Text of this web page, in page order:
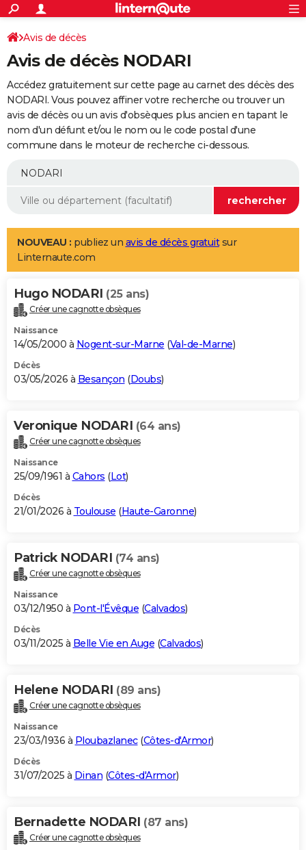
ACTUALITÉS
Politique
Société
Faits Divers
Education
Monde
Villes
+
SPORT
Coupe du monde 2026
Football
Tennis
Cyclisme
Rugby
Forum
Programme TV
TNT
Streaming
Cinéma
Sorties cinéma
Musique
+
FINANCE
Retraite
Epargne
Immobilier
Risques naturels par ville
Banque
Assurance
AUTO
Essais
Réserver un essai
Citadines
Berlines
SUV
Forum auto
+
Mobiles
Meilleur smartphone
Internet
Ordinateurs
Jeux vidéo
Guide high-tech
Aménagement intérieur
LIFESTYLE
Art de vivre
Bien-être
Loisirs
Mode
Modes de vie
Alimentation
Guide de la santé
Maladies
Médicaments
Sommeil
VOYAGE
Destinations
City break
Voyage nature
Voyage de noces
Forum
Climat
+PHOTO
GUIDES D'ACHAT
BONS PLANS
Carte de Noël
Carte Bonne année
Carte Saint-Valentin
Carte Pâques
Carte d'anniversaire
DICTIONNAIRE
Dictionnaire
Biographies
Citations
Expressions
Proverbes
PROGRAMME TV
S'inscrire
Se connecter
Lycées
Collèges
Primaires
Universités
Entreprises
Service militaire
Avis de recherche
AVIS DE DÉCÈS
Bricolage
Lifestyle
Culture
Sport
Auto
Television
Voyage
Cinema
Avis de décès
Avis de décès NODARI
Accédez gratuitement sur cette page au carnet des décès des
NODARI. Vous pouvez affiner votre recherche ou trouver un
avis de décès ou un avis d'obsèques plus ancien en tapant le
nom d'un défunt et/ou le nom ou le code postal d'une
commune dans le moteur de recherche ci-dessous.
NOUVEAU : publiez un avis de décès gratuitsur
Linternaute.com
Hugo NODARI (25 ans)
Créer une cagnotte obsèques
Naissance
14/05/2000 à Nogent-sur-Marne (Val-de-Marne)
Décès
03/05/2026 à Besançon (Doubs)
Veronique NODARI (64 ans)
Créer une cagnotte obsèques
Naissance
25/09/1961 à Cahors (Lot)
Décès
21/01/2026 à Toulouse (Haute-Garonne)
Patrick NODARI (74 ans)
Créer une cagnotte obsèques
Naissance
03/12/1950 à Pont-l'Évêque (Calvados)
Décès
03/11/2025 à Belle Vie en Auge (Calvados)
Helene NODARI (89 ans)
Créer une cagnotte obsèques
Naissance
23/03/1936 à Ploubazlanec(Côtes-d'Armor)
Décès
31/07/2025 à Dinan (Côtes-d'Armor)
Bernadette NODARI (87 ans)
Créer une cagnotte obsèques